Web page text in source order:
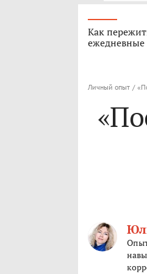
Как
ежедневные
Личный опыт /